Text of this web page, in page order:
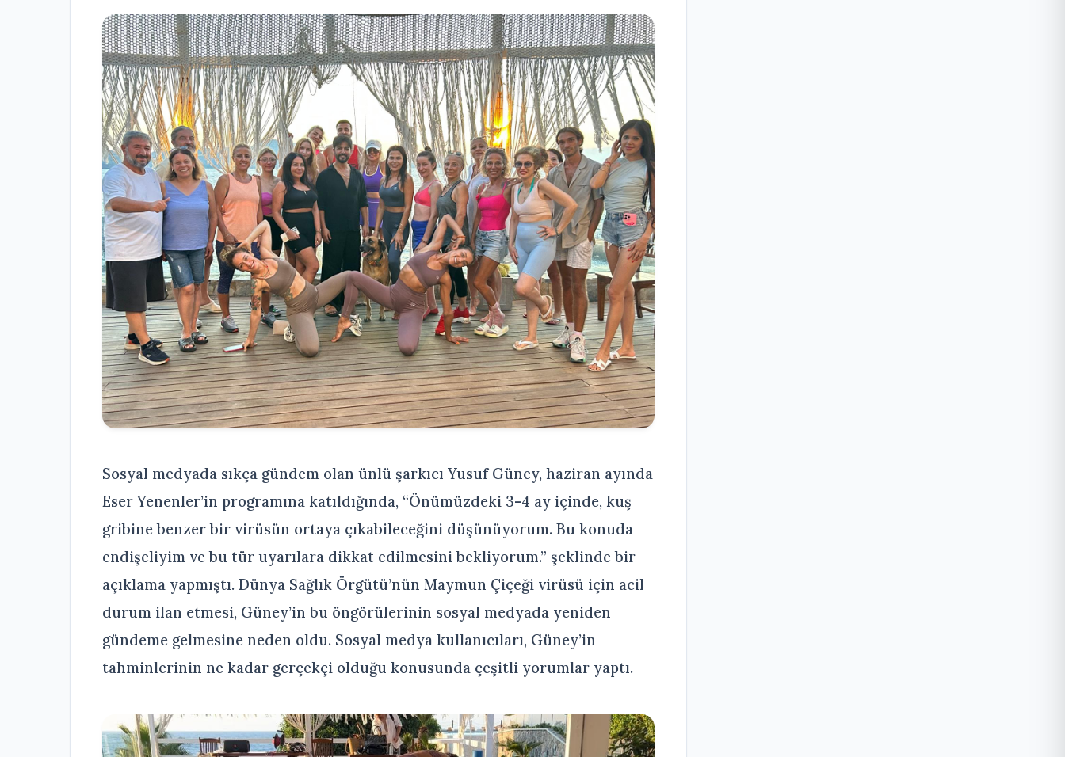
Sosyal medyada sıkça gündem olan ünlü şarkıcı Yusuf Güney, haziran ayında
Eser Yenenler’in programına katıldığında, “Önümüzdeki 3-4 ay içinde, kuş
gribine benzer bir virüsün ortaya çıkabileceğini düşünüyorum. Bu konuda
endişeliyim ve bu tür uyarılara dikkat edilmesini bekliyorum.” şeklinde bir
açıklama yapmıştı. Dünya Sağlık Örgütü’nün Maymun Çiçeği virüsü için acil
durum ilan etmesi, Güney’in bu öngörülerinin sosyal medyada yeniden
gündeme gelmesine neden oldu. Sosyal medya kullanıcıları, Güney’in
tahminlerinin ne kadar gerçekçi olduğu konusunda çeşitli yorumlar yaptı.